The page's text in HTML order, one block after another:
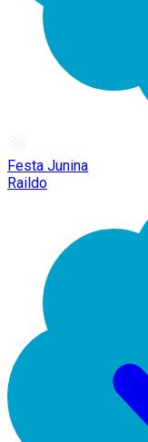
Festa Junina
Raildo